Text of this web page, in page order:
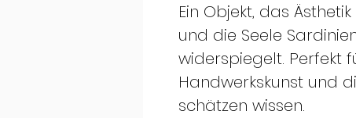
Ein Objekt, das
und die Seele
widerspiegelt. Perfekt
Handwerkskunst und
schätzen wissen.